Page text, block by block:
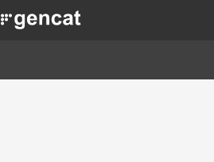
Vés
al
. Obre en una nova finestra.